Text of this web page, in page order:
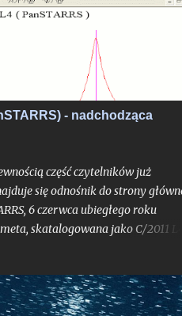
ono bardzo interesujące zadanie
którego chciałbym dziś zachęcić
mieszkają nad Morzem
- nadchodząca
część czytelników już
się odnośnik do strony
6 czerwca ubiegłego roku
skatalogowana jako C/2011
części tekstu nowe
2013 roku). Kliknij jeśli chcesz